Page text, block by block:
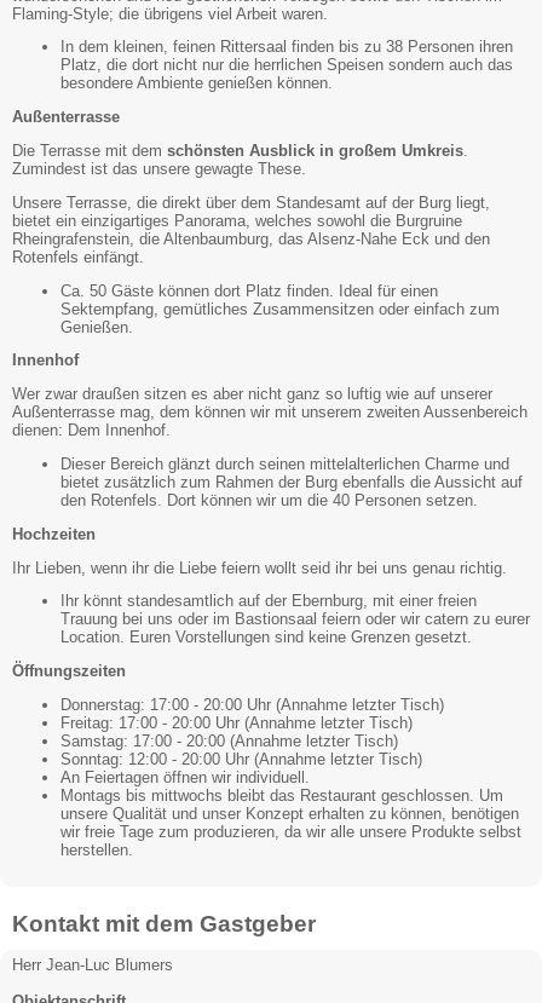
Flaming-Style; die übrigens viel Arbeit waren.
In dem kleinen, feinen Rittersaal finden bis zu 38 Personen ihren
Platz, die dort nicht nur die herrlichen Speisen sondern auch das
besondere Ambiente genießen können.
Außenterrasse
Die Terrasse mit dem schönsten Ausblick in großem Umkreis
Zumindest ist das unsere gewagte These.
Unsere Terrasse, die direkt über dem Standesamt auf der Burg liegt,
bietet ein einzigartiges Panorama, welches sowohl die Burgruine
Rheingrafenstein, die Altenbaumburg, das Alsenz-Nahe Eck und den
Rotenfels einfängt.
Ca. 50 Gäste können dort Platz finden. Ideal für einen
Sektempfang, gemütliches Zusammensitzen oder einfach zum
Genießen.
Innenhof
Wer zwar draußen sitzen es aber nicht ganz so luftig wie auf unserer
Außenterrasse mag, dem können wir mit unserem zweiten Aussenbereich
dienen: Dem Innenhof.
Dieser Bereich glänzt durch seinen mittelalterlichen Charme und
bietet zusätzlich zum Rahmen der Burg ebenfalls die Aussicht auf
den Rotenfels. Dort können wir um die 40 Personen setzen.
Hochzeiten
Ihr Lieben, wenn ihr die Liebe feiern wollt seid ihr bei uns genau richtig.
Ihr könnt standesamtlich auf der Ebernburg, mit einer freien
Trauung bei uns oder im Bastionsaal feiern oder wir catern zu eurer
Location. Euren Vorstellungen sind keine Grenzen gesetzt.
Öffnungszeiten
Donnerstag: 17:00 - 20:00 Uhr (Annahme letzter Tisch)
Freitag: 17:00 - 20:00 Uhr (Annahme letzter Tisch)
Samstag: 17:00 - 20:00 (Annahme letzter Tisch)
Sonntag: 12:00 - 20:00 Uhr (Annahme letzter Tisch)
An Feiertagen öffnen wir individuell.
Montags bis mittwochs bleibt das Restaurant geschlossen. Um
unsere Qualität und unser Konzept erhalten zu können, benötigen
wir freie Tage zum produzieren, da wir alle unsere Produkte selbst
herstellen.
Kontakt mit dem Gastgeber
Herr Jean-Luc Blumers